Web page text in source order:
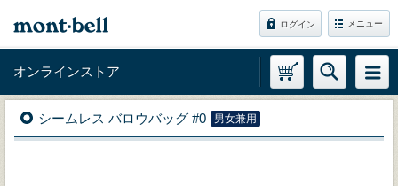
ログイン メニュー
オンラインストア
シームレス バロウバッグ #0 男女兼用